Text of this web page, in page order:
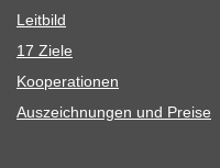
Leit­bild
17 Ziele
Koope­ra­tio­nen
Aus­zeich­nun­gen und Preise